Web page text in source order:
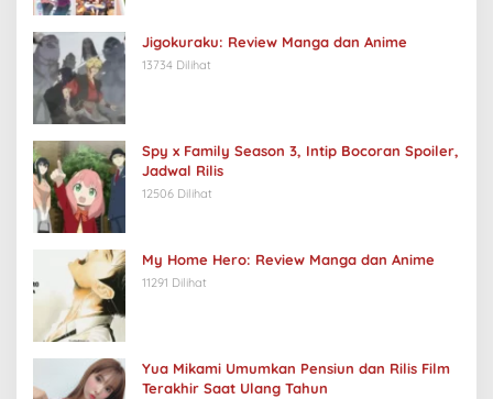
Jigokuraku: Review Manga dan Anime
13734 Dilihat
Spy x Family Season 3, Intip Bocoran Spoiler,
Jadwal Rilis
12506 Dilihat
My Home Hero: Review Manga dan Anime
11291 Dilihat
Yua Mikami Umumkan Pensiun dan Rilis Film
Terakhir Saat Ulang Tahun